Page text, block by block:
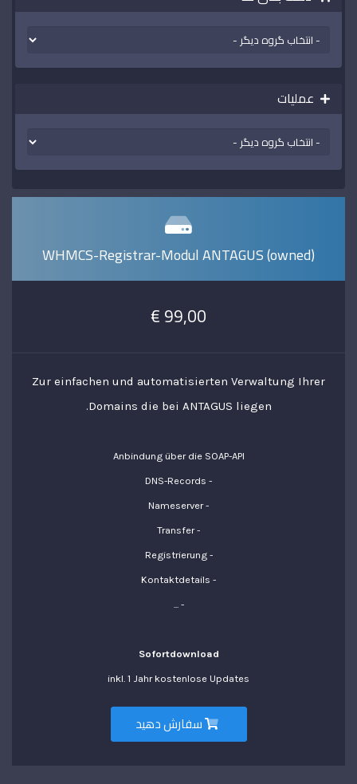
عملیات
WHMCS-Registrar-Modul ANTAGUS (owned)
99,00 €
Zur einfachen und automatisierten Verwaltung Ihrer
Domains die bei ANTAGUS liegen.
Anbindung über die SOAP-API
- DNS-Records
- Nameserver
- Transfer
- Registrierung
- Kontaktdetails
- ...
Sofortdownload
inkl. 1 Jahr kostenlose Updates
سفارش دهید